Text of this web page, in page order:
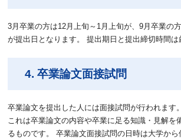
3月卒業の方は12月上旬～1月上旬が、9月卒業の
が提出日となります。 提出期日と提出締切時間は
4. 卒業論文面接試問
卒業論文を提出した人には面接試問が行われます。
これは卒業論文の内容や卒業に足る知識・見解を
るものです。 卒業論文面接試問の日時は大学から